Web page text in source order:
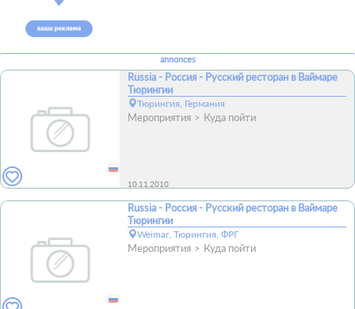
annonces
Russia - Россия - Русский ресторан в Ваймаре
Тюрингии
Тюрингия, Германия
Мероприятия Куда пойти
10.11.2010
Russia - Россия - Русский ресторан в Ваймаре
Тюрингии
Weimar, Тюрингия, ФРГ
Мероприятия Куда пойти